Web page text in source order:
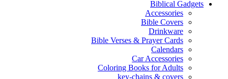
Biblical Gadgets
Accessories
Bible Covers
Drinkware
Bible Verses & Prayer Cards
Calendars
Car Accessories
Coloring Books for Adults
key-chains & covers